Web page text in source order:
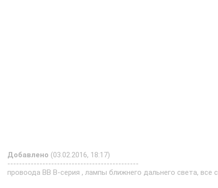
Добавлено (03.02.2016, 18:17)
---------------------------------------------
провоода ВВ В-серия , лампы ближнего дальнего света, все